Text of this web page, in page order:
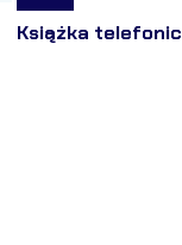
Książka